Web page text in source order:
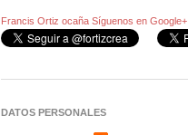
Francis Ortiz ocaña Síguenos en Google+
DATOS PERSONALES